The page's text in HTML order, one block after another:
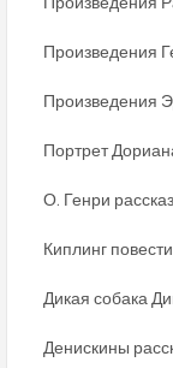
Произведения
Произведения
Портрет
О. Генри
Киплинг
Дикая собака
Денискины